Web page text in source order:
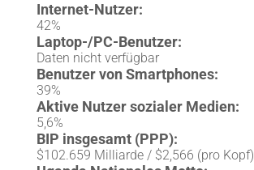
Internet-Nutzer:
42%
Laptop-/PC-Benutzer:
Daten nicht verfügbar
Benutzer von Smartphones:
39%
Aktive Nutzer sozialer Medien:
5,6%
BIP insgesamt (PPP):
$102.659 Milliarde / $2,566 (pro Kopf)